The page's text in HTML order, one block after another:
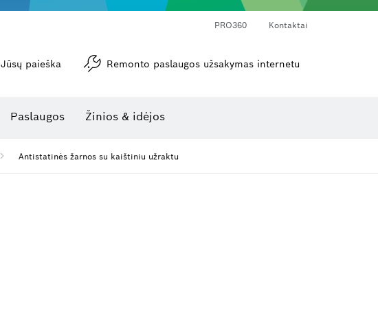
PRO360 Kontaktai
Jūsų paieška Remonto paslaugos užsakymas internetu
Paslaugos Žinios & idėjos
Antistatinės žarnos su kaištiniu užraktu